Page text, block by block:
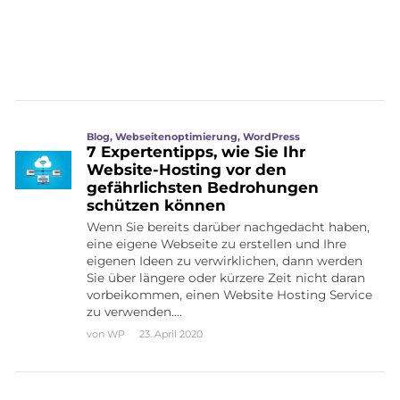
Blog,Webseitenoptimierung,WordPress
7 Expertentipps, wie Sie Ihr
Website-Hosting vor den
gefährlichsten Bedrohungen
schützen können
Wenn Sie bereits darüber nachgedacht haben,
eine eigene Webseite zu erstellen und Ihre
eigenen Ideen zu verwirklichen, dann werden
Sie über längere oder kürzere Zeit nicht daran
vorbeikommen, einen Website Hosting Service
zu verwenden….
vonWP 23. April 2020